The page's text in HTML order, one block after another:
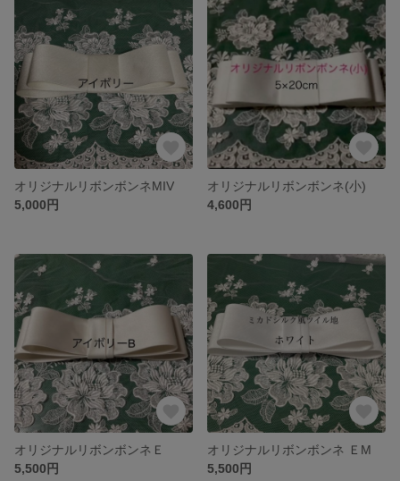
オリジナルリボンボンネMIV
5,000円
オリジナルリボンボンネ(小)
4,600円
オリジナルリボンボンネＥ
5,500円
オリジナルリボンボンネ ＥM
5,500円